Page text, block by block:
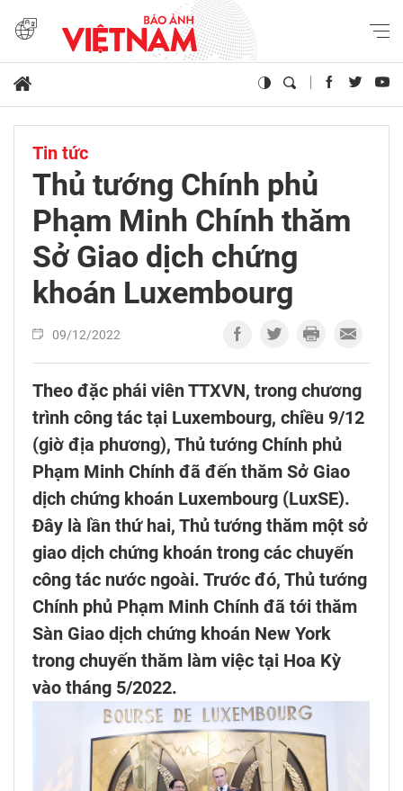
Tin tức
Thủ tướng Chính phủ
Phạm Minh Chính thăm
Sở Giao dịch chứng
khoán Luxembourg
09/12/2022
Theo đặc phái viên TTXVN, trong chương
trình công tác tại Luxembourg, chiều 9/12
(giờ địa phương), Thủ tướng Chính phủ
Phạm Minh Chính đã đến thăm Sở Giao
dịch chứng khoán Luxembourg (LuxSE).
Đây là lần thứ hai, Thủ tướng thăm một sở
giao dịch chứng khoán trong các chuyến
công tác nước ngoài. Trước đó, Thủ tướng
Chính phủ Phạm Minh Chính đã tới thăm
Sàn Giao dịch chứng khoán New York
trong chuyến thăm làm việc tại Hoa Kỳ
vào tháng 5/2022.